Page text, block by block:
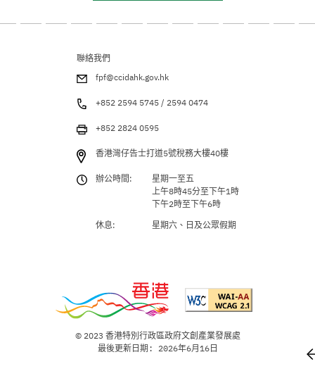
聯絡我們
fpf@ccidahk.gov.hk
+852 2594 5745 / 2594 0474
+852 2824 0595
香港灣仔告士打道5號稅務大樓40樓
辦公時間:
星期一至五
上午8時45分至下午1時
下午2時至下午6時
休息:
星期六、日及公眾假期
© 2023 香港特別行政區政府文創產業發展處
最後更新日期: 2026年6月16日